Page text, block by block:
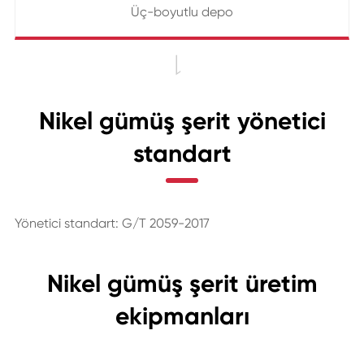
Üç-boyutlu depo

Nikel gümüş şerit yönetici
standart
Yönetici standart: G/T 2059-2017
Nikel gümüş şerit üretim
ekipmanları